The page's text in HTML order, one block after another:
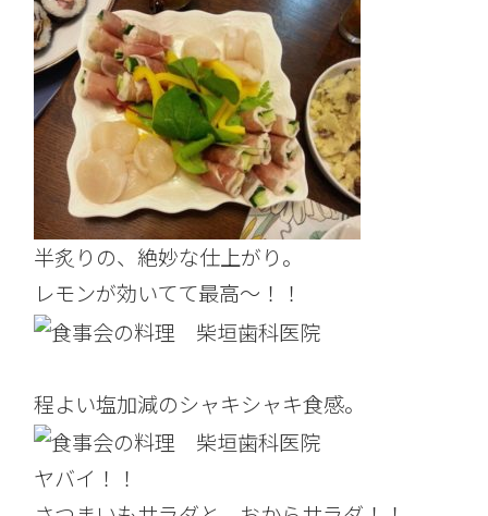
半炙りの、絶妙な仕上がり。
レモンが効いてて最高～！！
程よい塩加減のシャキシャキ食感。
ヤバイ！！